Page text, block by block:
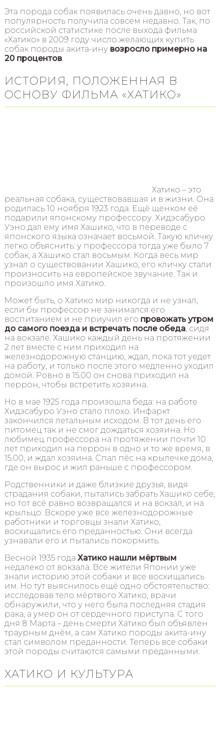
Эта порода собак появилась очень давно, но вот
популярность получила совсем недавно. Так, по
российской статистике после выхода фильма
«Хатико» в 2009 году число желающих купить
собак породы акита-ину возросло примерно на
20 процентов.
ИСТОРИЯ, ПОЛОЖЕННАЯ В
ОСНОВУ ФИЛЬМА «ХАТИКО»
Хатико – это
реальная собака, существовавшая и в жизни. Она
родилась 10 ноября 1923 года. Ещё щенком её
подарили японскому профессору. Хидэсабуро
Уэно дал ему имя Хашико, что в переводе с
японского языка означает восьмой. Такую кличку
легко объяснить: у профессора тогда уже было 7
собак, а Хашико стал восьмым. Когда весь мир
узнал о существовании Хашико, его кличку стали
произносить на европейское звучание. Так и
произошло имя Хатико.
Может быть, о Хатико мир никогда и не узнал,
если бы профессор не занимался его
воспитанием и не приучил его провожать утром
до самого поезда и встречать после обеда, сидя
на вокзале. Хашико каждый день на протяжении
2 лет вместе с ним приходил на
железнодорожную станцию, ждал, пока тот уедет
на работу, и только после этого медленно уходил
домой. Ровно в 15.00 он снова приходил на
перрон, чтобы встретить хозяина.
Но в мае 1925 года произошла беда: на работе
Хидэсабуро Уэно стало плохо. Инфаркт
закончился летальным исходом. В тот день его
питомец так и не смог дождаться хозяина. Но
любимец профессора на протяжении почти 10
лет приходил на перрон в одно и то же время, в
15.00, и ждал хозяина. Спал пёс на крылечке дома,
где он вырос и жил раньше с профессором.
Родственники и даже близкие друзья, видя
страдания собаки, пытались забрать Хашико себе,
но тот всё равно возвращался и на вокзал, и на
крыльцо. Вскоре уже все железнодорожные
работники и торговцы знали Хатико,
восхищались его преданностью. Они всегда
узнавали его и пытались покормить.
Весной 1935 года Хатико нашли мёртвым
недалеко от вокзала. Все жители Японии уже
знали историю этой собаки и все восхищались
им. Но тут выяснилось ещё одно обстоятельство:
исследовав тело мёртвого Хатико, врачи
обнаружили, что у него была последняя стадия
рака, а умер он от сердечного приступа. С того
дня 8 Марта – день смерти Хатико был объявлен
траурным днём, а сам Хатико породы акита-ину
стал символом преданности. Теперь все собаки
этой породы считаются самыми преданными.
ХАТИКО И КУЛЬТУРА